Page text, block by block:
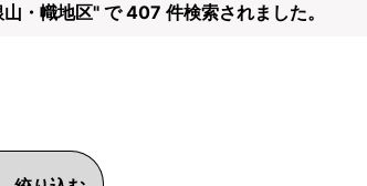
・幟地区" で 407 件検索されました。